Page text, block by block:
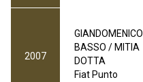
2007
GIANDOMENICO
BASSO / MITIA
DOTTA
Fiat Punto